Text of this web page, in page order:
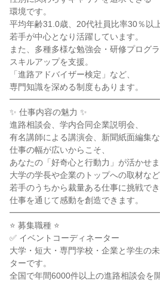
環境です。
平均年齢31.0歳、20代社員比率30％以上
若手が中心となり活躍しています。
また、多種多様な勉強会・研修プログ
スキルアップを支援。
「進路アドバイザー検定」など、
専門知識を深める制度もあります。
━━━━━━━━━━━━━━━━━━
✨ 仕事内容の魅力 ✨
進路相談会、学内合同企業説明会、
有名講師による講演会、新聞紙面編集な
仕事の幅が広いからこそ、
あなたの「好奇心と行動力」が活かせま
大学の学長や企業のトップへの取材など
若手のうちから裁量ある仕事に挑戦でき
仕事を通じて感動を創造できます。
━━━━━━━━━━━━━━━━━━
⭐ 募集職種 ⭐
✅ イベントコーディネーター
大学・短大・専門学校・企業と学生の
ターです。
全国で年間6000件以上の進路相談会を